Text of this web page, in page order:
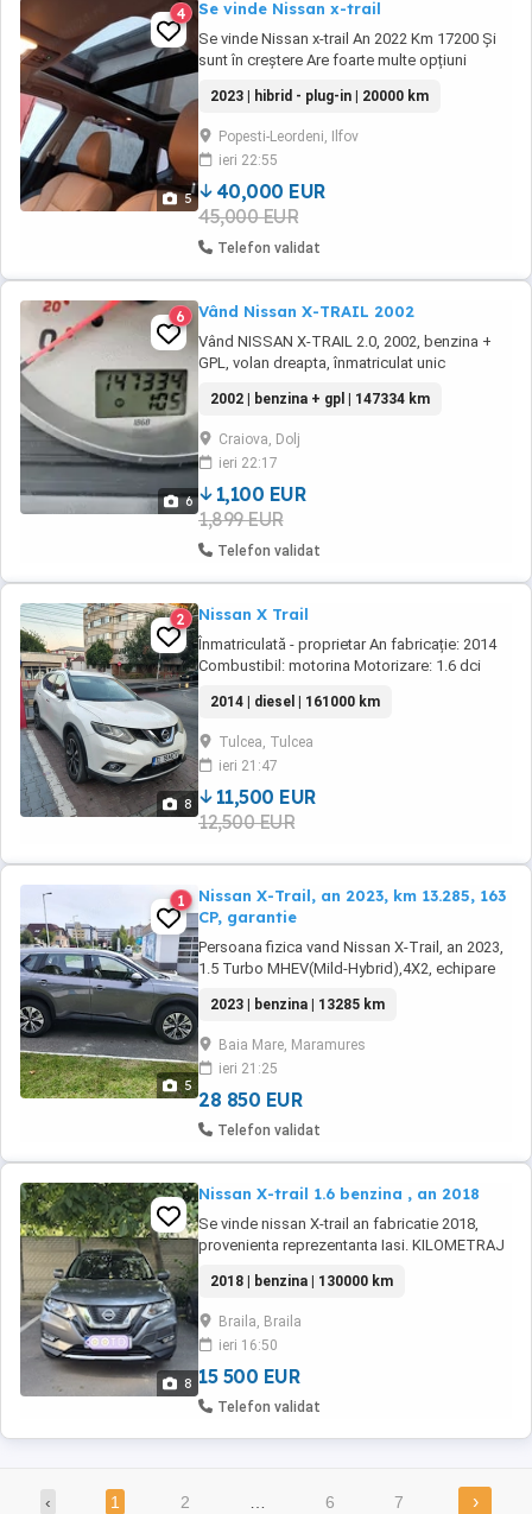
5
4 Se vinde Nissan x-trail
Se vinde Nissan x-trail An 2022 Km 17200 Și
sunt în creștere Are foarte multe opțiuni
sunați
2023 | hibrid - plug-in | 20000 km
Popesti-Leordeni, Ilfov
ieri 22:55
40,000 EUR
45,000 EUR
Telefon validat
6
6 Vând Nissan X-TRAIL 2002
Vând NISSAN X-TRAIL 2.0, 2002, benzina +
GPL, volan dreapta, înmatriculat unic
scade la 1100 de euro fix. masina nepornita
din decembrie 2024.
2002 | benzina + gpl | 147334 km
Craiova, Dolj
ieri 22:17
1,100 EUR
1,899 EUR
Telefon validat
8
2 Nissan X Trail
Înmatriculată - proprietar An fabricație: 2014
Combustibil: motorina Motorizare: 1.6 dci
interior piele perforata, scaune electrice și
încălzite șofer și pasager, bancheta spate
reglabila pe șină, oglinzi rabatabile electric și
încălzite, camere 360 , avertizare ...
2014 | diesel | 161000 km
Tulcea, Tulcea
ieri 21:47
11,500 EUR
12,500 EUR
5
1
Nissan X-Trail, an 2023, km 13.285, 163
CP, garantie
Persoana fizica vand Nissan X-Trail, an 2023,
1.5 Turbo MHEV(Mild-Hybrid),4X2, echipare
garantie An fabricatie : 2023 Prima
inmatriculare : 26.03.2024 KM : 13.285 KM la
data de 21.05.2026 Fabricat in Japonia Serie
sasiu : JN1T33TC4U0003553 Culoare : gri
metalizat Capacitate ...
2023 | benzina | 13285 km
Baia Mare, Maramures
ieri 21:25
28 850 EUR
Telefon validat
8
Nissan X-trail 1.6 benzina , an 2018
Se vinde nissan X-trail an fabricatie 2018,
provenienta reprezentanta Iasi. KILOMETRAJ
163 cai putere( motorizare rara) Panoramic +
trapa, cutie manuala, interior impecabil,
keyless entry etc. Masina are carte service cat
a fost in garantie, plus facturi cu ...
2018 | benzina | 130000 km
Braila, Braila
ieri 16:50
15 500 EUR
Telefon validat
‹ 1 2 6 7 ›